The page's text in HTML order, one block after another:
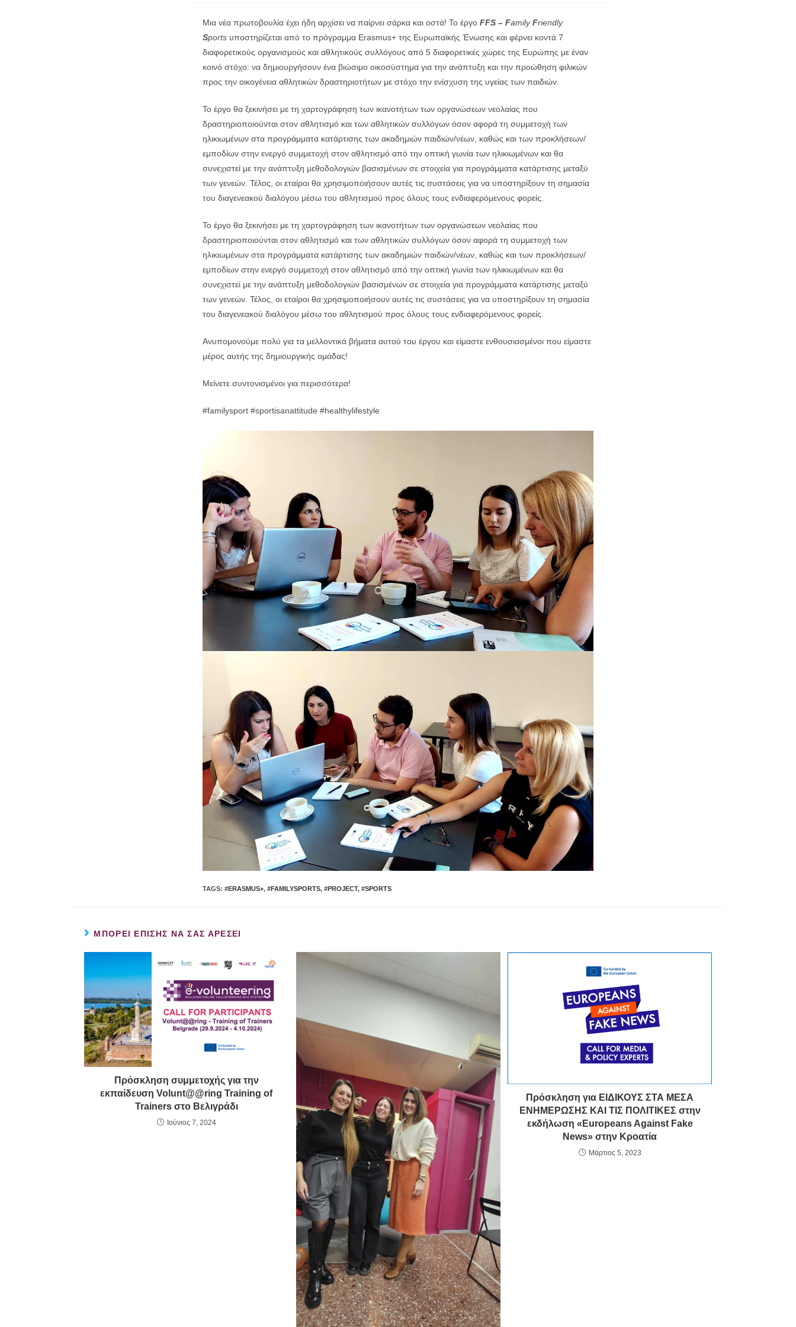
Μια νέα πρωτοβουλία έχει ήδη αρχίσει να παίρνει σάρκα και οστά! Το έργο FFS – Family Friendly
Sports υποστηρίζεται από το πρόγραμμα Erasmus+ της Ευρωπαϊκής Ένωσης και φέρνει κοντά 7
διαφορετικούς οργανισμούς και αθλητικούς συλλόγους από 5 διαφορετικές χώρες της Ευρώπης με έναν
κοινό στόχο: να δημιουργήσουν ένα βιώσιμο οικοσύστημα για την ανάπτυξη και την προώθηση φιλικών
προς την οικογένεια αθλητικών δραστηριοτήτων με στόχο την ενίσχυση της υγείας των παιδιών.
Το έργο θα ξεκινήσει με τη χαρτογράφηση των ικανοτήτων των οργανώσεων νεολαίας που
δραστηριοποιούνται στον αθλητισμό και των αθλητικών συλλόγων όσον αφορά τη συμμετοχή των
ηλικιωμένων στα προγράμματα κατάρτισης των ακαδημιών παιδιών/νέων, καθώς και των προκλήσεων/
εμποδίων στην ενεργό συμμετοχή στον αθλητισμό από την οπτική γωνία των ηλικιωμένων και θα
συνεχιστεί με την ανάπτυξη μεθοδολογιών βασισμένων σε στοιχεία για προγράμματα κατάρτισης μεταξύ
των γενεών. Τέλος, οι εταίροι θα χρησιμοποιήσουν αυτές τις συστάσεις για να υποστηρίξουν τη σημασία
του διαγενεακού διαλόγου μέσω του αθλητισμού προς όλους τους ενδιαφερόμενους φορείς.
Το έργο θα ξεκινήσει με τη χαρτογράφηση των ικανοτήτων των οργανώσεων νεολαίας που
δραστηριοποιούνται στον αθλητισμό και των αθλητικών συλλόγων όσον αφορά τη συμμετοχή των
ηλικιωμένων στα προγράμματα κατάρτισης των ακαδημιών παιδιών/νέων, καθώς και των προκλήσεων/
εμποδίων στην ενεργό συμμετοχή στον αθλητισμό από την οπτική γωνία των ηλικιωμένων και θα
συνεχιστεί με την ανάπτυξη μεθοδολογιών βασισμένων σε στοιχεία για προγράμματα κατάρτισης μεταξύ
των γενεών. Τέλος, οι εταίροι θα χρησιμοποιήσουν αυτές τις συστάσεις για να υποστηρίξουν τη σημασία
του διαγενεακού διαλόγου μέσω του αθλητισμού προς όλους τους ενδιαφερόμενους φορείς.
Ανυπομονούμε πολύ για τα μελλοντικά βήματα αυτού του έργου και είμαστε ενθουσιασμένοι που είμαστε
μέρος αυτής της δημιουργικής ομάδας!
Μείνετε συντονισμένοι για περισσότερα!
#familysport #sportisanattitude #healthylifestyle
TAGS: #ERASMUS+, #FAMILYSPORTS, #PROJECT, #SPORTS
ΜΠΟΡΕΊ ΕΠΊΣΗΣ ΝΑ ΣΑΣ ΑΡΈΣΕΙ
Πρόσκληση συμμετοχής για την
εκπαίδευση Volunt@@ring Training of
Trainers στο Βελιγράδι
Ιούνιος 7, 2024
Πρόσκληση για ΕΙΔΙΚΟΥΣ ΣΤΑ ΜΕΣΑ
ΕΝΗΜΕΡΩΣΗΣ ΚΑΙ ΤΙΣ ΠΟΛΙΤΙΚΕΣ στην
εκδήλωση «Europeans Against Fake
News» στην Κροατία
Μάρτιος 5, 2023